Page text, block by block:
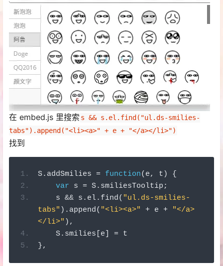
在 embed.js 里搜索 s && s.el.find("ul.ds-smilies-
tabs").append("<li><a>" + e + "</a></li>")
找到
S. addSmilies = function( e, t )
{
var s = S. smiliesTooltip ;
    s
&& s . el. find( "ul.ds-smilies-
tabs" ). append( "<li><a>" + e +
"</a>
</li>" ),
    S
. smilies e = t
},